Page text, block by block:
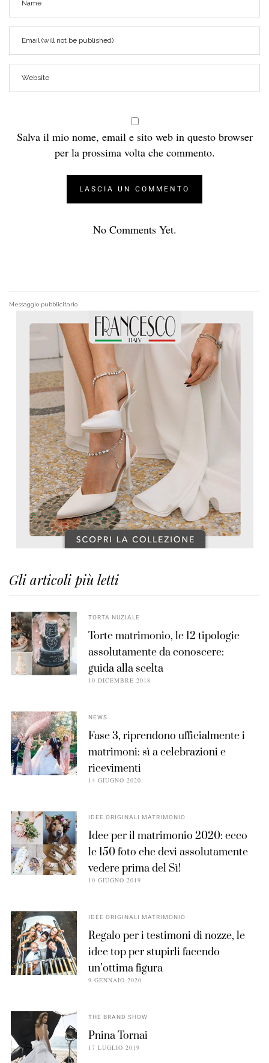
Salva il mio nome, email e sito web in questo browser
per la prossima volta che commento.
No Comments Yet.
Messaggio pubblicitario
Gli articoli più letti
TORTA NUZIALE
Torte matrimonio, le 12 tipologie
assolutamente da conoscere:
guida alla scelta
10 DICEMBRE 2018
NEWS
Fase 3, riprendono ufficialmente i
matrimoni: sì a celebrazioni e
ricevimenti
14 GIUGNO 2020
IDEE ORIGINALI MATRIMONIO
Idee per il matrimonio 2020: ecco
le 150 foto che devi assolutamente
vedere prima del Sì!
10 GIUGNO 2019
IDEE ORIGINALI MATRIMONIO
Regalo per i testimoni di nozze, le
idee top per stupirli facendo
un’ottima figura
9 GENNAIO 2020
THE BRAND SHOW
Pnina Tornai
17 LUGLIO 2019